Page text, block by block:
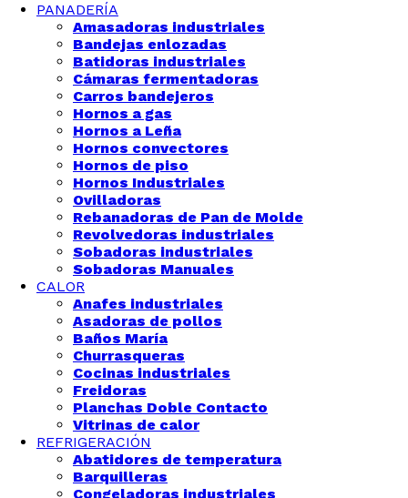
PANADERÍA
Amasadoras industriales
Bandejas enlozadas
Batidoras industriales
Cámaras fermentadoras
Carros bandejeros
Hornos a gas
Hornos a Leña
Hornos convectores
Hornos de piso
Hornos Industriales
Ovilladoras
Rebanadoras de Pan de Molde
Revolvedoras industriales
Sobadoras industriales
Sobadoras Manuales
CALOR
Anafes industriales
Asadoras de pollos
Baños María
Churrasqueras
Cocinas industriales
Freidoras
Planchas Doble Contacto
Vitrinas de calor
REFRIGERACIÓN
Abatidores de temperatura
Barquilleras
Congeladoras industriales